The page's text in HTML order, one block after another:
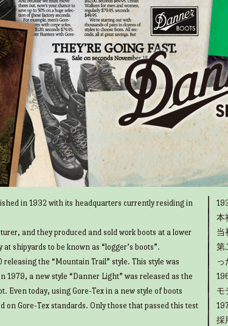
in 1932 with its headquarters currently residing in
and they produced and sold work boots at a lower
shipyards to be known as “logger’s boots”.
the “Mountain Trail” style. This style was
1979, a new style “Danner Light” was released as the
Even today, using Gore-Tex in a new style of boots
on Gore-Tex standards. Only those that passed this test
本
当
第
っ
モ
採